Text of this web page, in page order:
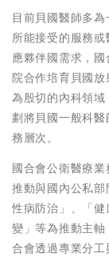
目前貝國醫師多
所能接受的服務
應夥伴國需求，
院合作培育貝國
為殷切的內科領
劃將貝國一般科
務層次。
國合會公衛醫療
推動與國內公私
性病防治」、「
變」等為推動主
合會透過專業分